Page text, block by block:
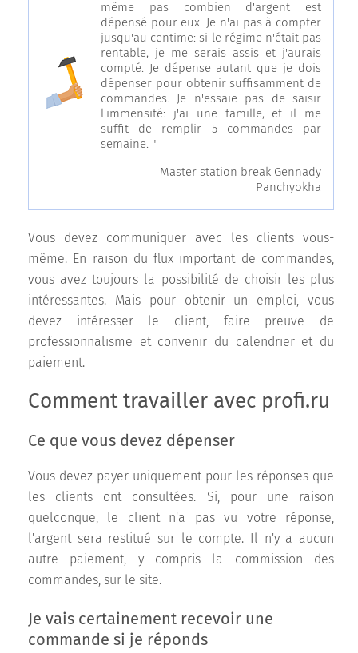
même pas combien d'argent est
dépensé pour eux. Je n'ai pas à compter
jusqu'au centime: si le régime n'était pas
rentable, je me serais assis et j'aurais
compté. Je dépense autant que je dois
dépenser pour obtenir suffisamment de
commandes. Je n'essaie pas de saisir
l'immensité: j'ai une famille, et il me
suffit de remplir 5 commandes par
semaine. "
Master station break Gennady
Panchyokha
Vous devez communiquer avec les clients vous-
même. En raison du flux important de commandes,
vous avez toujours la possibilité de choisir les plus
intéressantes. Mais pour obtenir un emploi, vous
devez intéresser le client, faire preuve de
professionnalisme et convenir du calendrier et du
paiement.
Comment travailler avec profi.ru
Ce que vous devez dépenser
Vous devez payer uniquement pour les réponses que
les clients ont consultées. Si, pour une raison
quelconque, le client n'a pas vu votre réponse,
l'argent sera restitué sur le compte. Il n'y a aucun
autre paiement, y compris la commission des
commandes, sur le site.
Je vais certainement recevoir une
commande si je réponds